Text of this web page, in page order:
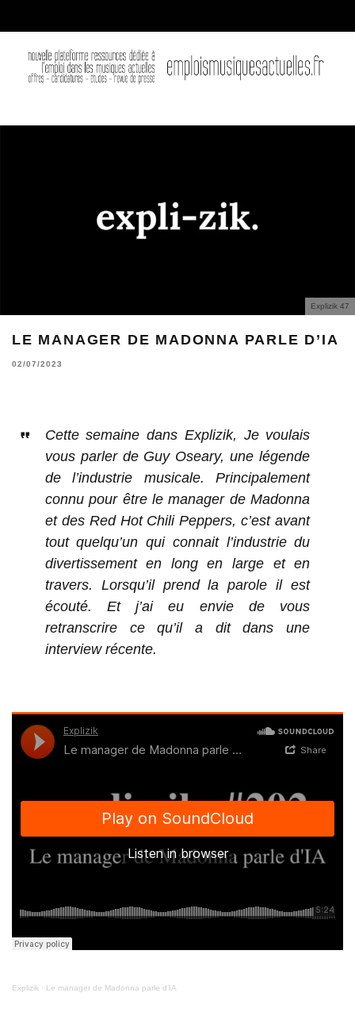
Explizik 47
LE MANAGER DE MADONNA PARLE D’IA
02/07/2023
Cette semaine dans Explizik, Je voulais
vous parler de Guy Oseary, une légende
de l’industrie musicale. Principalement
connu pour être le manager de Madonna
et des Red Hot Chili Peppers, c’est avant
tout quelqu’un qui connait l’industrie du
divertissement en long en large et en
travers. Lorsqu’il prend la parole il est
écouté. Et j’ai eu envie de vous
retranscrire ce qu’il a dit dans une
interview récente.
Explizik · Le manager de Madonna parle d’IA